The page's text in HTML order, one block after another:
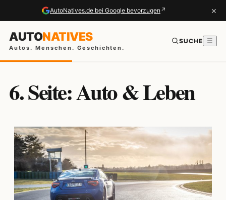
AutoNatives.de bei Google bevorzugen ↗ ×
AUTONATIVES
Autos. Menschen. Geschichten.
SUCHE ☰
6. Seite: Auto & Leben